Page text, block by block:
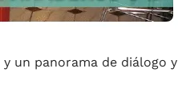
y un panorama de diálogo y